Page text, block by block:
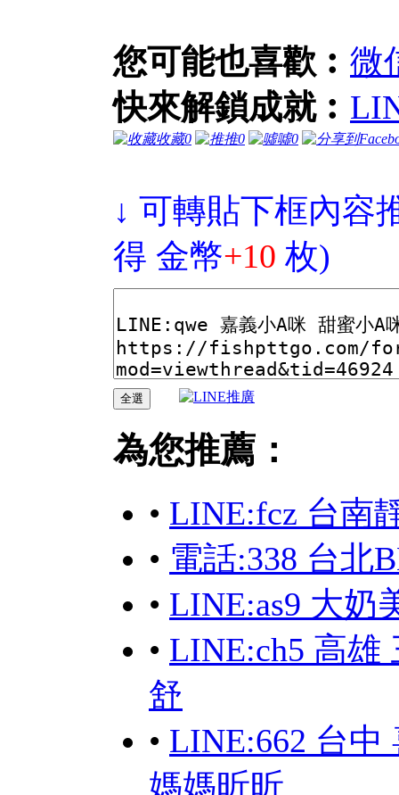
您可能也喜歡︰ 微
快來解鎖成就︰
收藏0 推0 噓0
↓ 可轉貼下框內容
得 金幣+10 枚)
為您推薦：
• LINE:fcz 台南
• 電話:338 台北
• LINE:as9 大奶
• LINE:ch5 高雄
舒
• LINE:662 台中
媽媽昕昕